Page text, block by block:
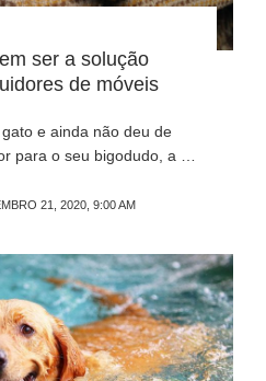
ser a solução
de móveis
e ainda não deu de
para o seu bigodudo, a …
21, 2020, 9:00 AM